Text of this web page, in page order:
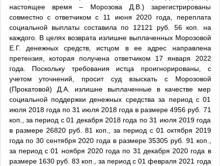
настоящее время – Морозова Д.В.) зарегистрированы
совместно с ответчиком с 11 июня 2020 года, переплата
социальной выплаты составила по 12121 руб. 56 коп. на
каждого. В целях возврата излишне выплаченных Морозовой
Е.Г. денежных средств, истцом в ее адрес направлена
претензия, которая получена ответчиком 17 января 2022
года. Поскольку требования истца проигнорированы, с
учетом уточнений, просит суд взыскать с Морозовой
(Прокатовой) Д.А. излишне выплаченные в качестве мер
социальной поддержки денежных средства за период с 01
июля 2018 года по 31 июля 2018 года в размере 4956 руб. 71
коп., за период с 01 декабря 2018 года по 31 июля 2019 года
в размере 26820 руб. 81 коп., за период с 01 октября 2019
года по 30 сентября 2020 года в размере 35305 руб. 91 коп.,
за период с 01 ноября 2020 года по 31 декабря 2020 года в
размере 1630 руб. 83 коп., за период с 01 февраля 2021 года